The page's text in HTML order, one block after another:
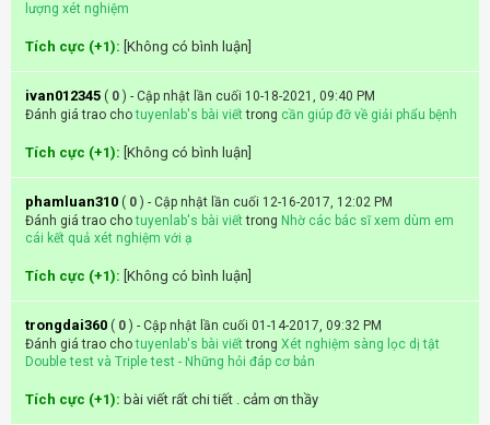
lượng xét nghiệm
Tích cực (+1): [Không có bình luận]
ivan012345 ( 0 ) - Cập nhật lần cuối 10-18-2021, 09:40 PM
Đánh giá trao chotuyenlab's bài viếttrong cần giúp đỡ về giải phẩu bệnh
Tích cực (+1): [Không có bình luận]
phamluan310 ( 0 ) - Cập nhật lần cuối 12-16-2017, 12:02 PM
Đánh giá trao chotuyenlab's bài viếttrong Nhờ các bác sĩ xem dùm em
cái kết quả xét nghiệm với ạ
Tích cực (+1): [Không có bình luận]
trongdai360 ( 0 ) - Cập nhật lần cuối 01-14-2017, 09:32 PM
Đánh giá trao chotuyenlab's bài viếttrong Xét nghiệm sàng lọc dị tật
Double test và Triple test - Những hỏi đáp cơ bản
Tích cực (+1): bài viết rất chi tiết . cảm ơn thầy